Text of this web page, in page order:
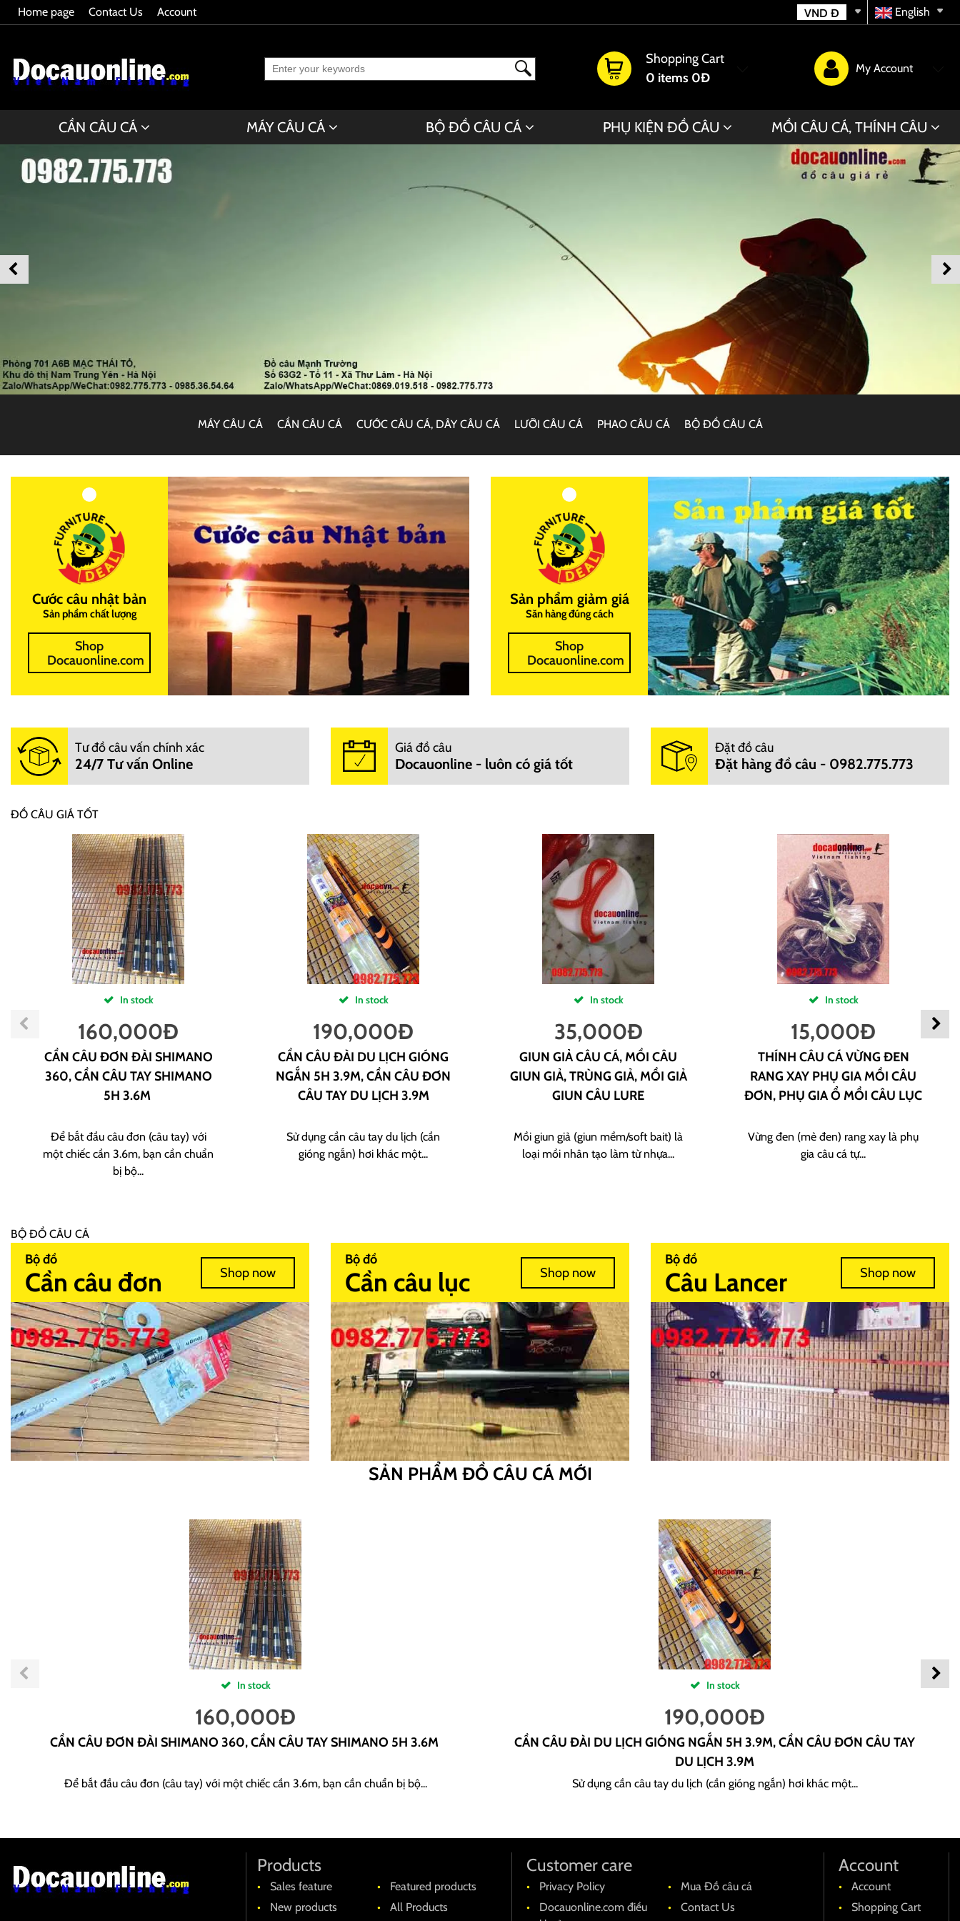
Home page Contact Us Account English
VND Đ
Shopping Cart
0 items 0Đ
My Account
CẦN CÂU CÁ MÁY CÂU CÁ BỘ ĐỒ CÂU CÁ PHỤ KIỆN ĐỒ CÂU MỒI CÂU CÁ, THÍNH CÂU
MÁY CÂU CÁ CẦN CÂU CÁ CƯỚC CÂU CÁ, DÂY CÂU CÁ LƯỠI CÂU CÁ PHAO CÂU CÁ BỘ ĐỒ CÂU CÁ
Cước câu nhật bản
Sản phẩm chất lượng
Shop
Docauonline.com
Sản phẩm giảm giá
Săn hàng đúng cách
Shop
Docauonline.com
Tư đồ câu vấn chính xác
24/7 Tư vấn Online
Giá đồ câu
Docauonline - luôn có giá tốt
Đặt đồ câu
Đặt hàng đồ câu - 0982.775.773
ĐỒ CÂU GIÁ TỐT
In stock
160,000Đ
CẦN CÂU ĐƠN ĐÀI SHIMANO
360, CẦN CÂU TAY SHIMANO
5H 3.6M
Để bắt đầu câu đơn (câu tay) với
một chiếc cần 3.6m, bạn cần chuẩn
bị bộ...
In stock
190,000Đ
CẦN CÂU ĐÀI DU LỊCH GIÓNG
NGẮN 5H 3.9M, CẦN CÂU ĐƠN
CÂU TAY DU LỊCH 3.9M
Sử dụng cần câu tay du lịch (cần
gióng ngắn) hơi khác một...
In stock
35,000Đ
GIUN GIẢ CÂU CÁ, MỒI CÂU
GIUN GIẢ, TRÙNG GIẢ, MỒI GIẢ
GIUN CÂU LURE
Mồi giun giả (giun mềm/soft bait) là
loại mồi nhân tạo làm từ nhựa...
In stock
15,000Đ
THÍNH CÂU CÁ VỪNG ĐEN
RANG XAY PHỤ GIA MỒI CÂU
ĐƠN, PHỤ GIA Ổ MỒI CÂU LỤC
Vừng đen (mè đen) rang xay là phụ
gia câu cá tự...
BỘ ĐỒ CÂU CÁ
Bộ đồ
Cần câu đơn Shop now
Bộ đồ
Cần câu lục Shop now
Bộ đồ
Câu Lancer Shop now
SẢN PHẨM ĐỒ CÂU CÁ MỚI
In stock
160,000Đ
CẦN CÂU ĐƠN ĐÀI SHIMANO 360, CẦN CÂU TAY SHIMANO 5H 3.6M
Để bắt đầu câu đơn (câu tay) với một chiếc cần 3.6m, bạn cần chuẩn bị bộ...
In stock
190,000Đ
CẦN CÂU ĐÀI DU LỊCH GIÓNG NGẮN 5H 3.9M, CẦN CÂU ĐƠN CÂU TAY
DU LỊCH 3.9M
Sử dụng cần câu tay du lịch (cần gióng ngắn) hơi khác một...
Products
Sales feature
Featured products
New products
All Products
Customer care
Privacy Policy
Mua Đồ câu cá
Docauonline.com điều
Contact Us
Account
Account
Shopping Cart